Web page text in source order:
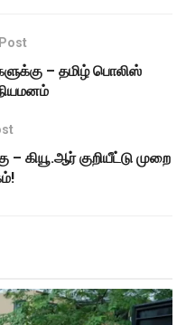
– தமிழ் பொலிஸ்
குறியீட்டு முறை